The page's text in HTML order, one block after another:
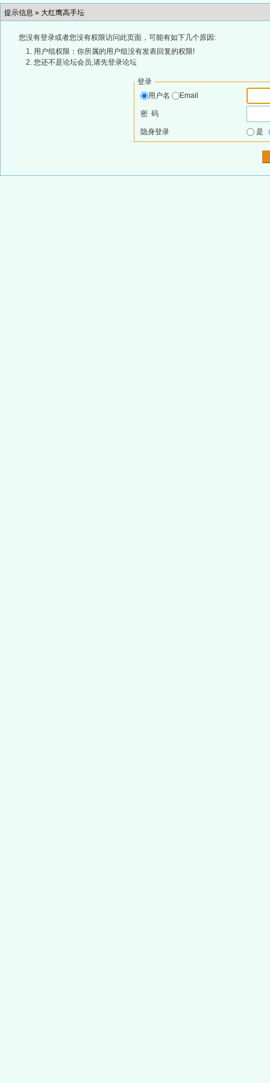
提示信息 » 大红鹰高手坛
您没有登录或者您没有权限访问此页面，可能有如下几个原因:
用户组权限：你所属的用户组没有发表回复的权限!
您还不是论坛会员,请先登录论坛
登录
用户名
Email
密 码
隐身登录 是